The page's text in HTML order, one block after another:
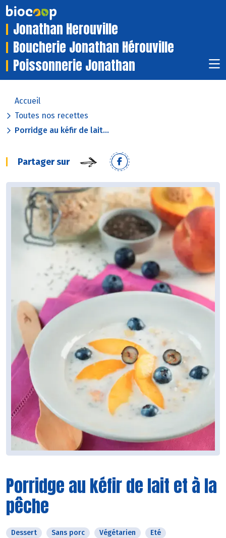
Jonathan Herouville
Boucherie Jonathan Hérouville
Poissonnerie Jonathan
Accueil
Toutes nos recettes
Porridge au kéfir de lait...
Partager sur
Porridge au kéfir de lait et à la
pêche
Dessert Sans porc Végétarien Eté